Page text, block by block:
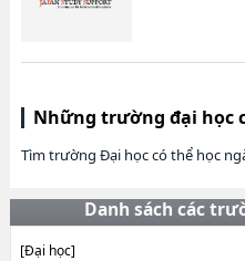
Những trường đại học
Tìm trường Đại học có thể học
Danh sách các
[Đại học]